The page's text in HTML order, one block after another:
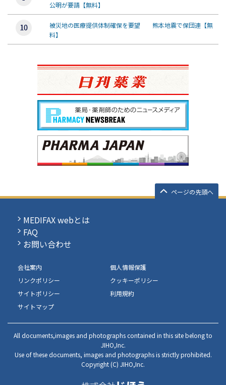
公明が要請【無料】
被災地の医療提供体制確保を要望 熊本地震で保団連【無
料】
ページの先頭へ
MEDIFAX webとは
FAQ
お問い合わせ
会社案内
個人情報保護
リンクポリシー
クッキーポリシー
サイトポリシー
利用規約
サイトマップ
All documents,images and photographs contained in this site belong to
JIHO,Inc.
Use of these documents, images and photographs is strictly prohibited.
Copyright (C) JIHO,Inc.